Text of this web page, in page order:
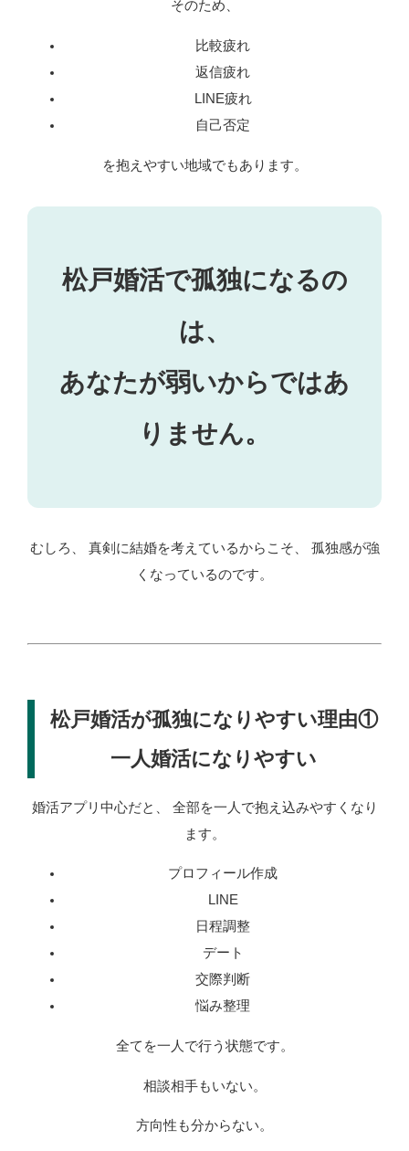
そのため、
比較疲れ
返信疲れ
LINE疲れ
自己否定
を抱えやすい地域でもあります。
松戸婚活で孤独になるの
は、
あなたが弱いからではあ
りません。
むしろ、 真剣に結婚を考えているからこそ、 孤独感が強
くなっているのです。
松戸婚活が孤独になりやすい理由①
一人婚活になりやすい
婚活アプリ中心だと、 全部を一人で抱え込みやすくなり
ます。
プロフィール作成
LINE
日程調整
デート
交際判断
悩み整理
全てを一人で行う状態です。
相談相手もいない。
方向性も分からない。